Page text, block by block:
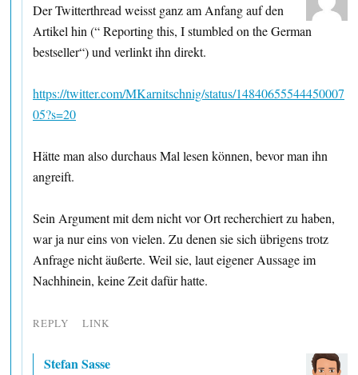
Der Twitterthread weisst ganz am Anfang auf den
Artikel hin (“ Reporting this, I stumbled on the German
bestseller“) und verlinkt ihn direkt.
https://twitter.com/MKarnitschnig/status/14840655544450007
05?s=20
Hätte man also durchaus Mal lesen können, bevor man ihn
angreift.
Sein Argument mit dem nicht vor Ort recherchiert zu haben,
war ja nur eins von vielen. Zu denen sie sich übrigens trotz
Anfrage nicht äußerte. Weil sie, laut eigener Aussage im
Nachhinein, keine Zeit dafür hatte.
REPLY LINK
Stefan Sasse